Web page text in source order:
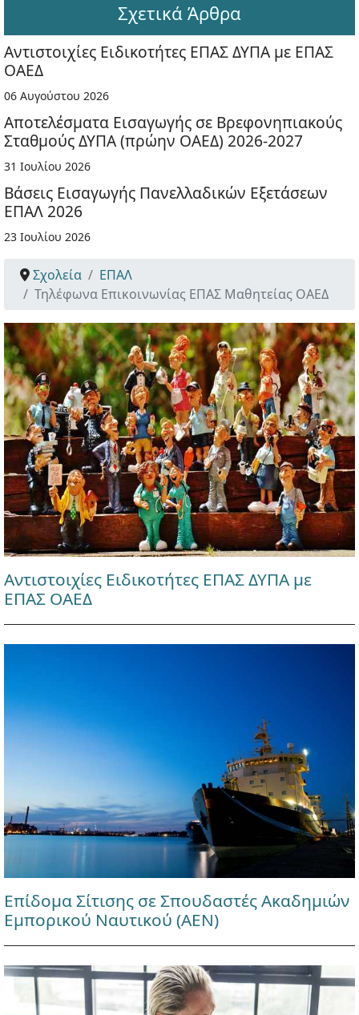
Σχετικά Άρθρα
Αντιστοιχίες Ειδικοτήτες ΕΠΑΣ ΔΥΠΑ με ΕΠΑΣ
ΟΑΕΔ
06 Αυγούστου 2026
Αποτελέσματα Εισαγωγής σε Βρεφονηπιακούς
Σταθμούς ΔΥΠΑ (πρώην ΟΑΕΔ) 2026-2027
31 Ιουλίου 2026
Βάσεις Εισαγωγής Πανελλαδικών Εξετάσεων
ΕΠΑΛ 2026
23 Ιουλίου 2026
Σχολεία
ΕΠΑΛ
Τηλέφωνα Επικοινωνίας ΕΠΑΣ Μαθητείας ΟΑΕΔ
Αντιστοιχίες Ειδικοτήτες ΕΠΑΣ ΔΥΠΑ με
ΕΠΑΣ ΟΑΕΔ
Επίδομα Σίτισης σε Σπουδαστές Ακαδημιών
Εμπορικού Ναυτικού (ΑΕΝ)